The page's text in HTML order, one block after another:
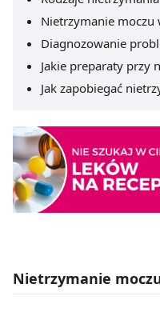
Nietrzymanie moczu
Diagnozowanie
Jakie preparaty przy
Jak zapobiegać
Nietrzymanie